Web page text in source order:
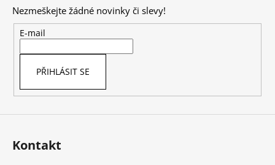
Nezmeškejte žádné novinky či slevy!
E-mail
PŘIHLÁSIT SE
Kontakt